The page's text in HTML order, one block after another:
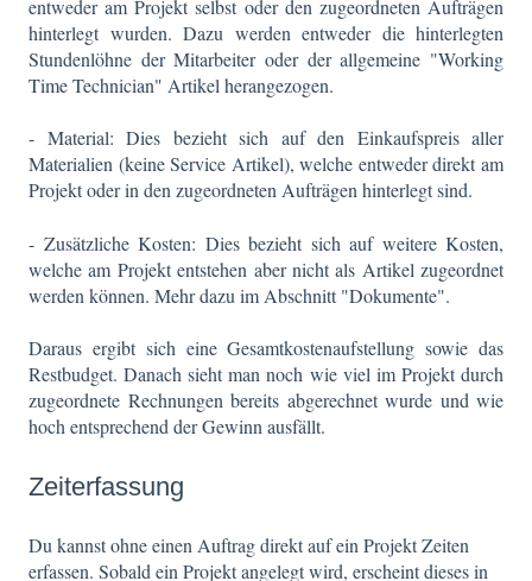
entweder am Projekt selbst oder den zugeordneten Aufträgen
hinterlegt wurden. Dazu werden entweder die hinterlegten
Stundenlöhne der Mitarbeiter oder der allgemeine "Working
Time Technician" Artikel herangezogen.
- Material: Dies bezieht sich auf den Einkaufspreis aller
Materialien (keine Service Artikel), welche entweder direkt am
Projekt oder in den zugeordneten Aufträgen hinterlegt sind.
- Zusätzliche Kosten: Dies bezieht sich auf weitere Kosten,
welche am Projekt entstehen aber nicht als Artikel zugeordnet
werden können. Mehr dazu im Abschnitt "Dokumente".
Daraus ergibt sich eine Gesamtkostenaufstellung sowie das
Restbudget. Danach sieht man noch wie viel im Projekt durch
zugeordnete Rechnungen bereits abgerechnet wurde und wie
hoch entsprechend der Gewinn ausfällt.
Zeiterfassung
Du kannst ohne einen Auftrag direkt auf ein Projekt Zeiten
erfassen. Sobald ein Projekt angelegt wird, erscheint dieses in